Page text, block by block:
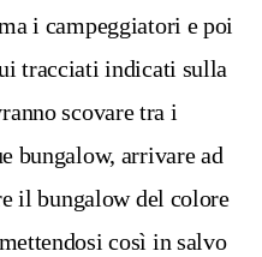
i campeggiatori e poi
tracciati indicati sulla
scovare tra i
bungalow, arrivare ad
il bungalow del colore
così in salvo